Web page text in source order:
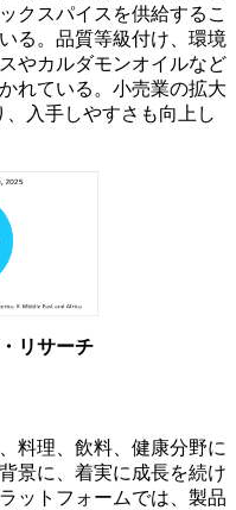
クスパイスを供給するこ
る。品質等級付け、環境
やカルダモンオイルなど
れている。小売業の拡大
入手しやすさも向上し
リサーチ
料理、飲料、健康分野に
景に、着実に成長を続け
ットフォームでは、製品